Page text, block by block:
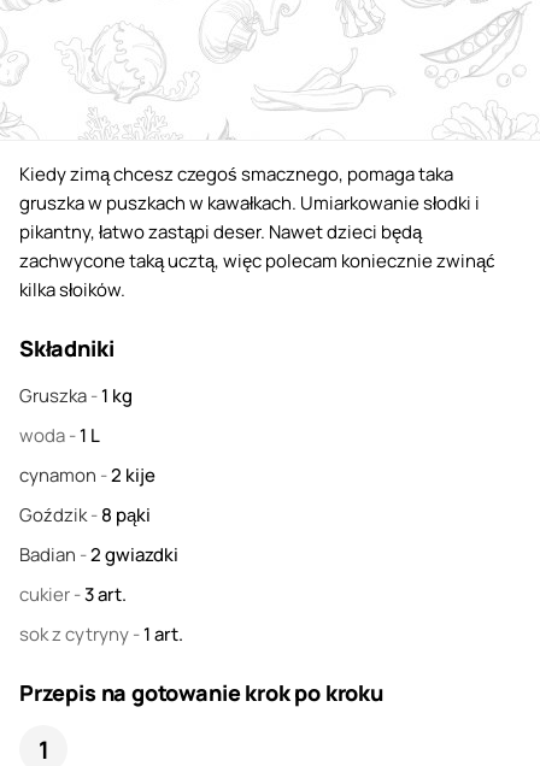
Kiedy zimą chcesz czegoś smacznego, pomaga taka
gruszka w puszkach w kawałkach. Umiarkowanie słodki i
pikantny, łatwo zastąpi deser. Nawet dzieci będą
zachwycone taką ucztą, więc polecam koniecznie zwinąć
kilka słoików.
Składniki
Gruszka-1 kg
woda-1 L
cynamon -2 kije
Goździk-8 pąki
Badian -2gwiazdki
cukier-3art.
sok z cytryny-1art.
Przepis na gotowanie krok po kroku